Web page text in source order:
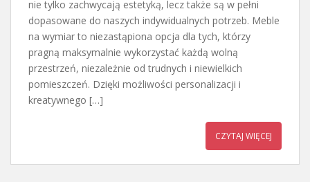
nie tylko zachwycają estetyką, lecz także są w pełni
dopasowane do naszych indywidualnych potrzeb. Meble
na wymiar to niezastąpiona opcja dla tych, którzy
pragną maksymalnie wykorzystać każdą wolną
przestrzeń, niezależnie od trudnych i niewielkich
pomieszczeń. Dzięki możliwości personalizacji i
kreatywnego […]
CZYTAJ WIĘCEJ